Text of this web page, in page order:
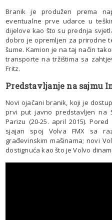
Branik je produžen prema
eventualne prve udarce u
dijelove kao što su prednja
dobro je opremljen za prirodne
šume. Kamion je na taj način
transporte na tržištima sa
Fritz.
Predstavljanje na sajmu
Novi ojačani branik, koji je
prvi put javno predstavljen na
Parizu (20-25. april 2015).
sjajan spoj Volva FMX sa
građevinskim mašinama; novi
dostignuća kao što je Volvo